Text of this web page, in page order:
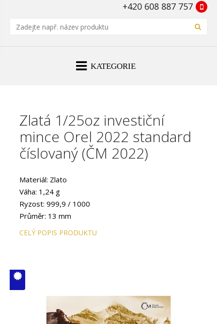
+420 608 887 757
KATEGORIE
Zlatá 1/25oz investiční
mince Orel 2022 standard
číslovaný (ČM 2022)
Materiál: Zlato
Váha: 1,24 g
Ryzost: 999,9 / 1000
Průměr: 13 mm
Provedení: STANDARD
CELÝ POPIS PRODUKTU
V ČM zcela